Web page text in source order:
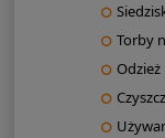
Torby
Odzież